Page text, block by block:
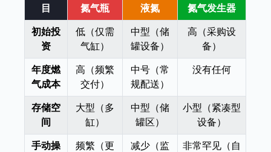
目
氮气瓶 液氮 氮气发生器
初始投
资
低（仅需
气缸）
中型（储
罐设备）
高（采购设
备）
年度燃
气成本
高（频繁
交付）
中号（常
规配送）
没有任何
存储空
间
大型（多
缸）
中型（储
罐区）
小型（紧凑型
设备）
手动操
频繁（更
减少（监
非常罕见（自